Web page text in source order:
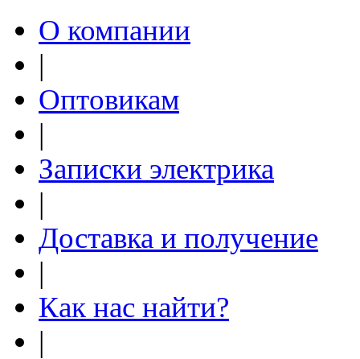
О компании
|
Оптовикам
|
Записки электрика
|
Доставка и получение
|
Как нас найти?
|